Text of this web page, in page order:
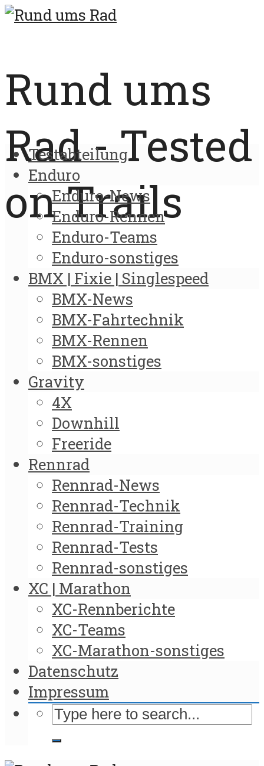
Rund ums
Rad - Tested
on Trails
Testabteilung
Enduro
Enduro-News
Enduro-Rennen
Enduro-Teams
Enduro-sonstiges
BMX | Fixie | Singlespeed
BMX-News
BMX-Fahrtechnik
BMX-Rennen
BMX-sonstiges
Gravity
4X
Downhill
Freeride
Rennrad
Rennrad-News
Rennrad-Technik
Rennrad-Training
Rennrad-Tests
Rennrad-sonstiges
XC | Marathon
XC-Rennberichte
XC-Teams
XC-Marathon-sonstiges
Datenschutz
Impressum